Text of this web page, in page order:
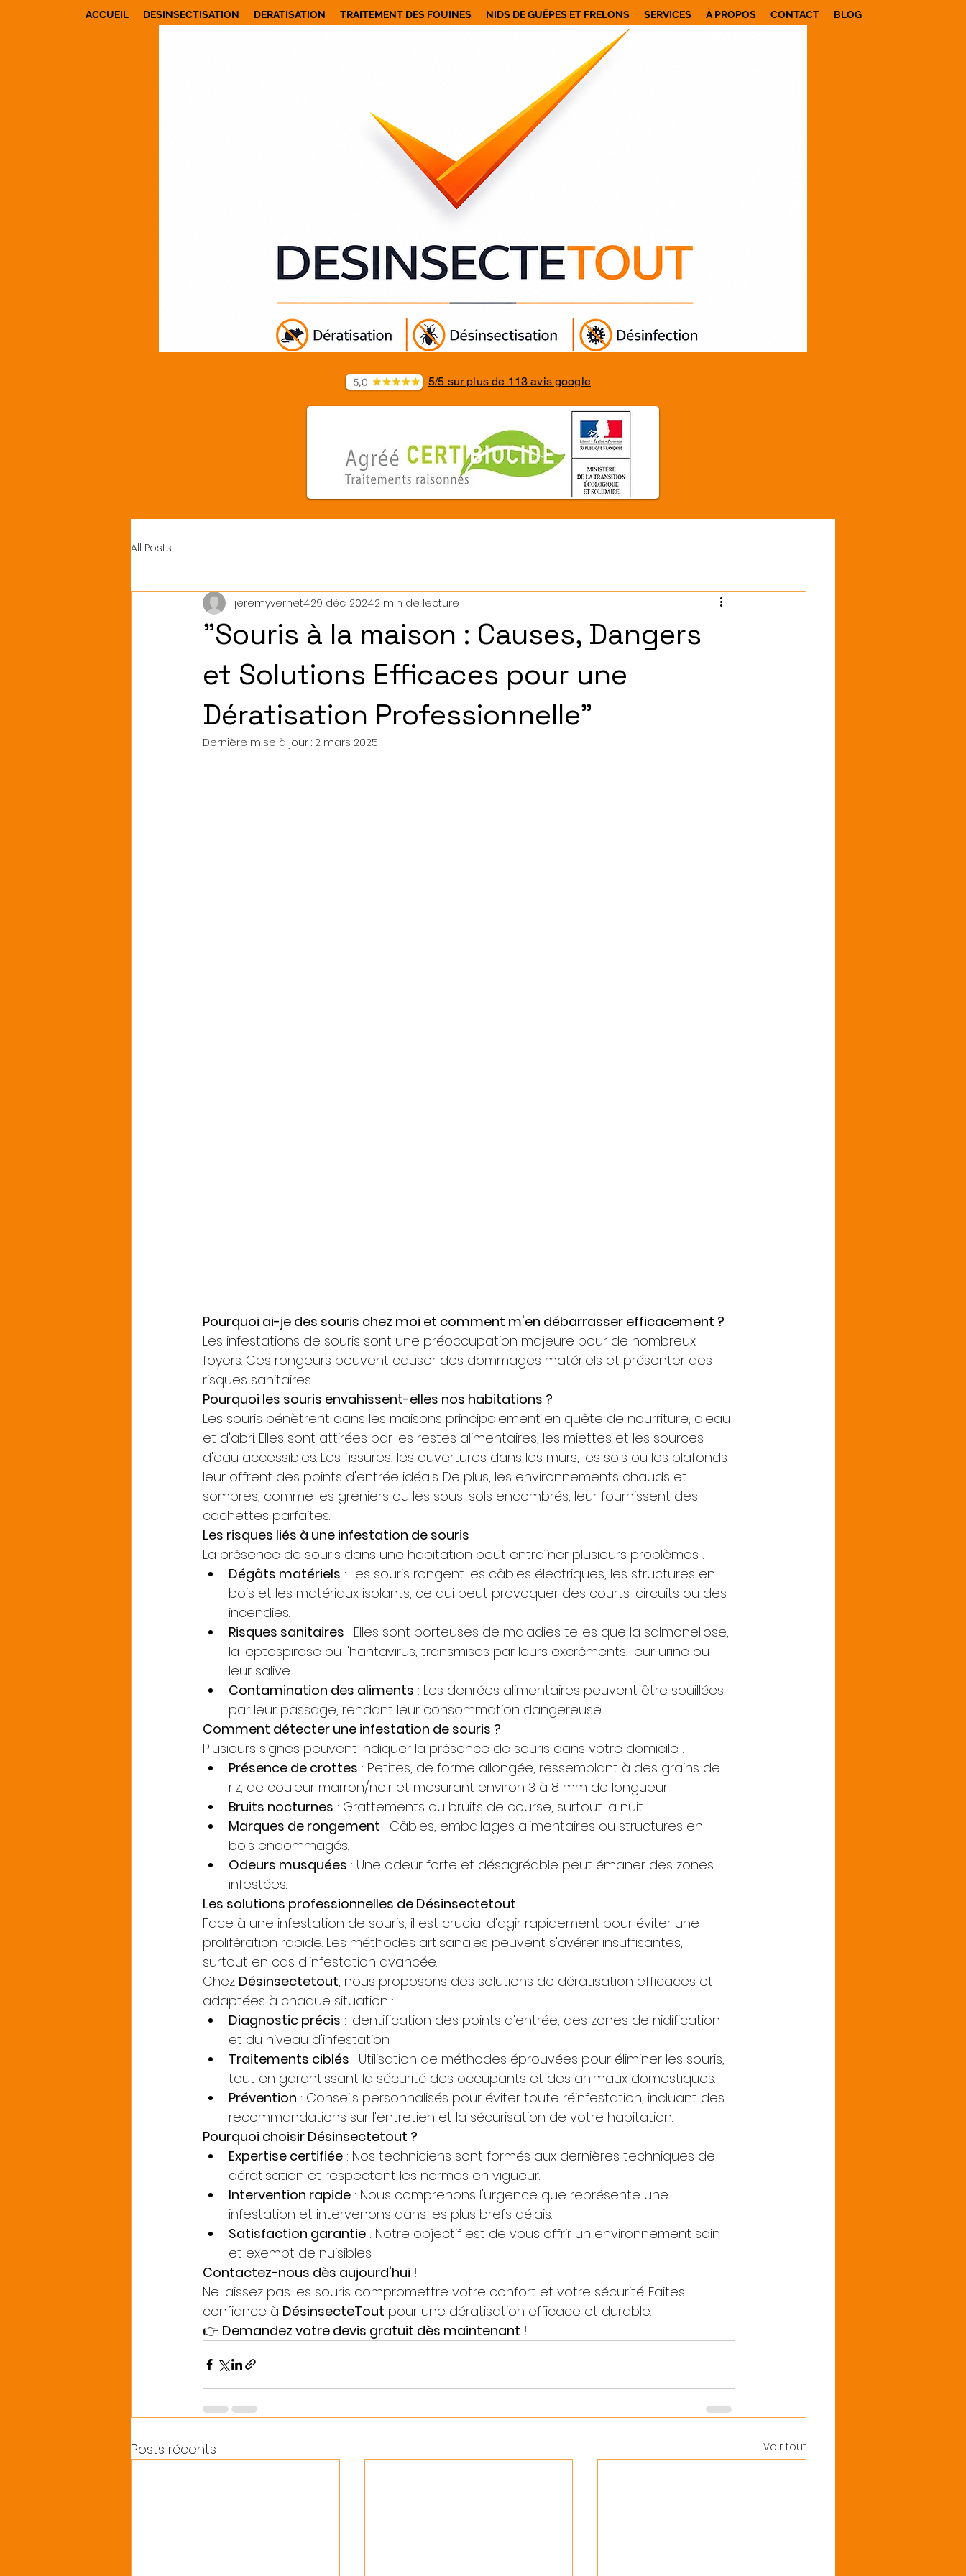
ACCUEIL DESINSECTISATION DERATISATION TRAITEMENT DES FOUINES NIDS DE GUÊPES ET FRELONS SERVICES À PROPOS CONTACT BLOG
5/5 sur plus de 113 avis google
All Posts
"Souris à la maison : Causes, Dangers
et Solutions Efficaces pour une
Dératisation Professionnelle"
jeremyvernet429 déc. 20242 min de lecture
Dernière mise à jour : 2 mars 2025
Pourquoi ai-je des souris chez moi et comment m'en débarrasser efficacement ?
Les infestations de souris sont une préoccupation majeure pour de nombreux
foyers. Ces rongeurs peuvent causer des dommages matériels et présenter des
risques sanitaires.
Pourquoi les souris envahissent-elles nos habitations ?
Les souris pénètrent dans les maisons principalement en quête de nourriture, d'eau
et d'abri. Elles sont attirées par les restes alimentaires, les miettes et les sources
d'eau accessibles. Les fissures, les ouvertures dans les murs, les sols ou les plafonds
leur offrent des points d'entrée idéals. De plus, les environnements chauds et
sombres, comme les greniers ou les sous-sols encombrés, leur fournissent des
cachettes parfaites.
Les risques liés à une infestation de souris
La présence de souris dans une habitation peut entraîner plusieurs problèmes :
Dégâts matériels : Les souris rongent les câbles électriques, les structures en
bois et les matériaux isolants, ce qui peut provoquer des courts-circuits ou des
incendies.
Risques sanitaires : Elles sont porteuses de maladies telles que la salmonellose,
la leptospirose ou l'hantavirus, transmises par leurs excréments, leur urine ou
leur salive.
Contamination des aliments : Les denrées alimentaires peuvent être souillées
par leur passage, rendant leur consommation dangereuse.
Comment détecter une infestation de souris ?
Plusieurs signes peuvent indiquer la présence de souris dans votre domicile :
Présence de crottes : Petites, de forme allongée, ressemblant à des grains de
riz, de couleur marron/noir et mesurant environ 3 à 8 mm de longueur
Bruits nocturnes : Grattements ou bruits de course, surtout la nuit.
Marques de rongement : Câbles, emballages alimentaires ou structures en
bois endommagés.
Odeurs musquées : Une odeur forte et désagréable peut émaner des zones
infestées.
Les solutions professionnelles de Désinsectetout
Face à une infestation de souris, il est crucial d'agir rapidement pour éviter une
prolifération rapide. Les méthodes artisanales peuvent s'avérer insuffisantes,
surtout en cas d'infestation avancée.
Chez Désinsectetout, nous proposons des solutions de dératisation efficaces et
adaptées à chaque situation :
Diagnostic précis : Identification des points d'entrée, des zones de nidification
et du niveau d'infestation.
Traitements ciblés : Utilisation de méthodes éprouvées pour éliminer les souris,
tout en garantissant la sécurité des occupants et des animaux domestiques.
Prévention : Conseils personnalisés pour éviter toute réinfestation, incluant des
recommandations sur l'entretien et la sécurisation de votre habitation.
Pourquoi choisir Désinsectetout ?
Expertise certifiée : Nos techniciens sont formés aux dernières techniques de
dératisation et respectent les normes en vigueur.
Intervention rapide : Nous comprenons l'urgence que représente une
infestation et intervenons dans les plus brefs délais.
Satisfaction garantie : Notre objectif est de vous offrir un environnement sain
et exempt de nuisibles.
Contactez-nous dès aujourd'hui !
Ne laissez pas les souris compromettre votre confort et votre sécurité. Faites
confiance à DésinsecteTout pour une dératisation efficace et durable.
👉 Demandez votre devis gratuit dès maintenant !
Posts récents Voir tout